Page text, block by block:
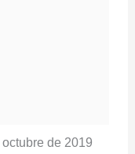
de 2019